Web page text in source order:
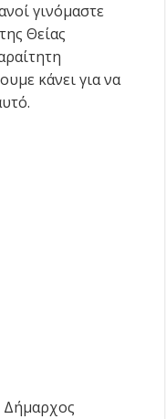
γινόμαστε
Θείας
κάνει για να
Δήμαρχος